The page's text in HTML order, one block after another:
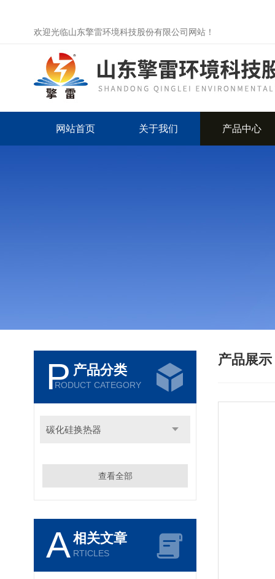
欢迎光临山东擎雷环境科技股份有限公司网站！
网站首页 关于我们 产品中心
P 产品分类
RODUCT CATEGORY
碳化硅换热器
查看全部
A相关文章
RTICLES
产品展示